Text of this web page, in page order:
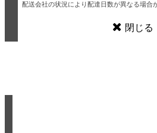
配送会社の状況により配達日数が異なる場合
閉じる